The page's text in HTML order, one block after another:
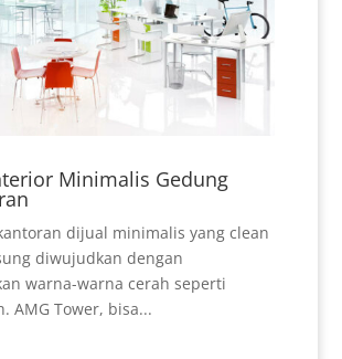
Minimalis Gedung
dijual minimalis yang clean
diwujudkan dengan
warna-warna cerah seperti
AMG Tower, bisa...